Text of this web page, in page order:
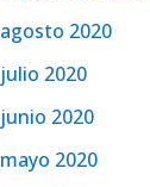
agosto 2020
julio 2020
junio 2020
mayo 2020